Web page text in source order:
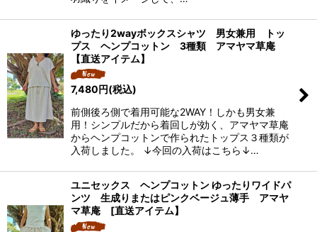
ゆったり2wayボックスシャツ 男女兼用 トッ
プス ヘンプコットン 3種類 アマヤマ草庵
【直送アイテム】
7,480 円(税込)
前側後ろ側で着用可能な2WAY！しかも男女兼
用！シンプルだから着回しが効く、アマヤマ草庵
からヘンプコットンで作られたトップス３種類が
入荷しました。 ↓今回の入荷はこちら↓…
ユニセックス ヘンプコットン ゆったりワイドパ
ンツ 生成りまたはピンクベージュ薄手 アマヤ
マ草庵 [直送アイテム】